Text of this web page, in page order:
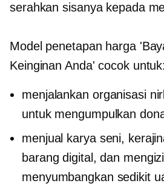
serahkan sisanya kepada
Model penetapan harga
Keinginan Anda' cocok untuk:
menjalankan organisasi
untuk mengumpulkan
menjual karya seni,
barang digital, dan
menyumbangkan sedikit